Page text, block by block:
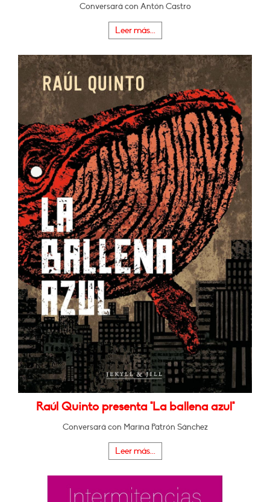
Conversará con Antón Castro
Leer más...
Raúl Quinto presenta "La ballena azul"
Conversará con Marina Patrón Sánchez
Leer más...